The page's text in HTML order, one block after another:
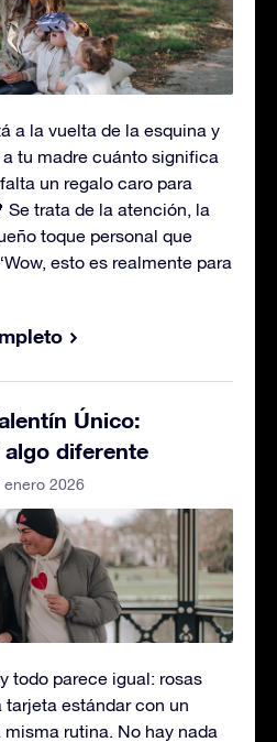
a la vuelta de la esquina y
tu madre cuánto significa
un regalo caro para
Se trata de la atención, la
toque personal que
esto es realmente para
Único:
diferente
enero 2026
todo parece igual: rosas
estándar con un
rutina. No hay nada